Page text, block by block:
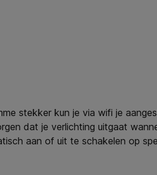
stekker kun je via wifi je
dat je verlichting uitgaat
aan of uit te schakelen op